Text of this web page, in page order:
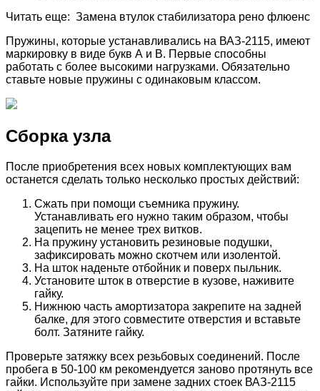
Читать еще: Замена втулок стабилизатора рено флюенс
Пружины, которые устанавливались на ВАЗ-2115, имеют
маркировку в виде букв А и В. Первые способны
работать с более высокими нагрузками. Обязательно
ставьте новые пружины с одинаковым классом.
Сборка узла
После приобретения всех новых комплектующих вам
останется сделать только несколько простых действий:
Сжать при помощи съемника пружину.
Устанавливать его нужно таким образом, чтобы
зацепить не менее трех витков.
На пружину установить резиновые подушки,
зафиксировать можно скотчем или изолентой.
На шток наденьте отбойник и поверх пыльник.
Установите шток в отверстие в кузове, наживите
гайку.
Нижнюю часть амортизатора закрепите на задней
балке, для этого совместите отверстия и вставьте
болт. Затяните гайку.
Проверьте затяжку всех резьбовых соединений. После
пробега в 50-100 км рекомендуется заново протянуть все
гайки. Используйте при замене задних стоек ВАЗ-2115